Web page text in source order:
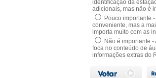
identificação da
adicionais, mas não é
Pouco importante
conveniente, mas a
importa muito com as
Não é importante
foca no conteúdo de
informações extras do